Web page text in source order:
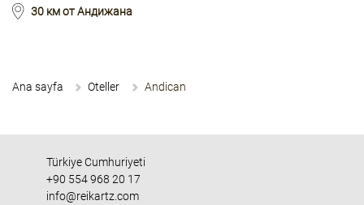
30 км от Андижана
Ana sayfa Oteller Andican
Türkiye Cumhuriyeti
+90 554 968 20 17
info@reikartz.com